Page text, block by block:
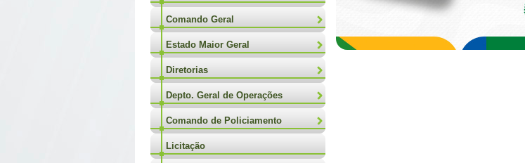
Comando Geral
Estado Maior Geral
Diretorias
Depto. Geral de Operações
Comando de Policiamento
Licitação